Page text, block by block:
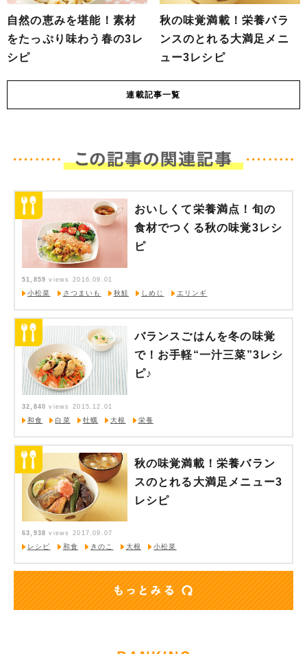
自然の恵みを堪能！素材
をたっぷり味わう春の3レ
シピ
秋の味覚満載！栄養バラ
ンスのとれる大満足メニ
ュー3レシピ
連載記事一覧
おいしくて栄養満点！旬の
食材でつくる秋の味覚3レシ
ピ
51,859 views
2016.09.01
小松菜
さつまいも 秋鮭 しめじ エリンギ
バランスごはんを冬の味覚
で！お手軽“一汁三菜”3レシ
ピ♪
32,840 views
2015.12.01
和食
白菜 牡蠣 大根 栄養
秋の味覚満載！栄養バラン
スのとれる大満足メニュー3
レシピ
63,938 views
2017.09.07
レシピ
和食 きのこ 大根 小松菜